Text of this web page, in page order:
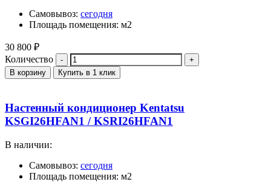
Самовывоз: сегодня
Площадь помещения: м2
30 800 ₽
Количество
В корзину Купить в 1 клик
Настенный кондиционер Kentatsu
KSGI26HFAN1 / KSRI26HFAN1
В наличии:
Самовывоз: сегодня
Площадь помещения: м2